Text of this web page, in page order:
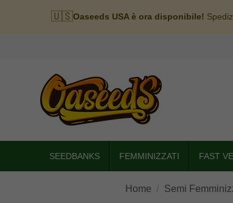
🇺🇸Oaseeds USA è ora disponibile!
SEEDBANKS FEMMINIZZATI FAST
Home Semi